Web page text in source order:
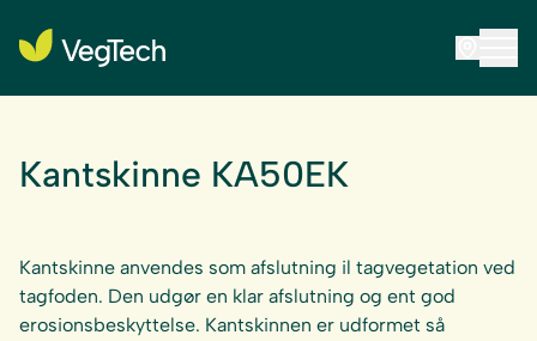
Kantskinne KA50EK
Kantskinne anvendes som afslutning il tagvegetation ved
tagfoden. Den udgør en klar afslutning og ent god
erosionsbeskyttelse. Kantskinnen er udformet så